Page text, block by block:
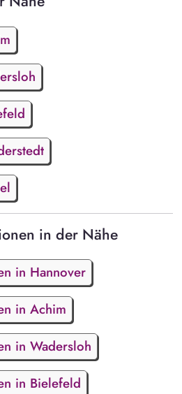
in der Nähe
in Hannover
in Achim
in Wadersloh
in Bielefeld